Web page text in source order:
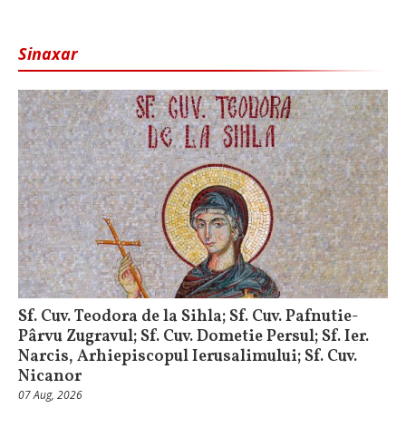
Sinaxar
Sf. Cuv. Teodora de la Sihla; Sf. Cuv. Pafnutie-
Pârvu Zugravul; Sf. Cuv. Dometie Persul; Sf. Ier.
Narcis, Arhiepiscopul Ierusalimului; Sf. Cuv.
Nicanor
07 Aug, 2026